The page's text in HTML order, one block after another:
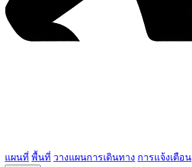
แผนที่ พื้นที่ วางแผนการเดินทาง การแจ้งเตือน